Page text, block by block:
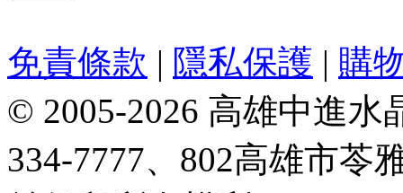
免責條款 | 隱私保護 | 購
© 2005-2026 高雄中進水
334-7777、802高雄市苓